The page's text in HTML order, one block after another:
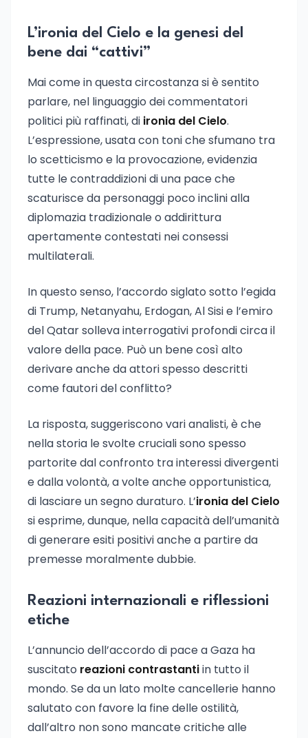
L’ironia del Cielo e la genesi del
bene dai “cattivi”
Mai come in questa circostanza si è sentito
parlare, nel linguaggio dei commentatori
politici più raffinati, di ironia del Cielo.
L’espressione, usata con toni che sfumano tra
lo scetticismo e la provocazione, evidenzia
tutte le contraddizioni di una pace che
scaturisce da personaggi poco inclini alla
diplomazia tradizionale o addirittura
apertamente contestati nei consessi
multilaterali.
In questo senso, l’accordo siglato sotto l’egida
di Trump, Netanyahu, Erdogan, Al Sisi e l’emiro
del Qatar solleva interrogativi profondi circa il
valore della pace. Può un bene così alto
derivare anche da attori spesso descritti
come fautori del conflitto?
La risposta, suggeriscono vari analisti, è che
nella storia le svolte cruciali sono spesso
partorite dal confronto tra interessi divergenti
e dalla volontà, a volte anche opportunistica,
di lasciare un segno duraturo. L’ironia del Cielo
si esprime, dunque, nella capacità dell’umanità
di generare esiti positivi anche a partire da
premesse moralmente dubbie.
Reazioni internazionali e riflessioni
etiche
L’annuncio dell’accordo di pace a Gaza ha
suscitato reazioni contrastantiin tutto il
mondo. Se da un lato molte cancellerie hanno
salutato con favore la fine delle ostilità,
dall’altro non sono mancate critiche alle